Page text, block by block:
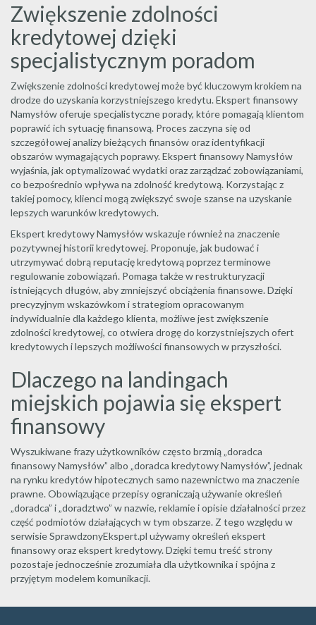
Zwiększenie zdolności
kredytowej dzięki
specjalistycznym poradom
Zwiększenie zdolności kredytowej może być kluczowym krokiem na
drodze do uzyskania korzystniejszego kredytu. Ekspert finansowy
Namysłów oferuje specjalistyczne porady, które pomagają klientom
poprawić ich sytuację finansową. Proces zaczyna się od
szczegółowej analizy bieżących finansów oraz identyfikacji
obszarów wymagających poprawy. Ekspert finansowy Namysłów
wyjaśnia, jak optymalizować wydatki oraz zarządzać zobowiązaniami,
co bezpośrednio wpływa na zdolność kredytową. Korzystając z
takiej pomocy, klienci mogą zwiększyć swoje szanse na uzyskanie
lepszych warunków kredytowych.
Ekspert kredytowy Namysłów wskazuje również na znaczenie
pozytywnej historii kredytowej. Proponuje, jak budować i
utrzymywać dobrą reputację kredytową poprzez terminowe
regulowanie zobowiązań. Pomaga także w restrukturyzacji
istniejących długów, aby zmniejszyć obciążenia finansowe. Dzięki
precyzyjnym wskazówkom i strategiom opracowanym
indywidualnie dla każdego klienta, możliwe jest zwiększenie
zdolności kredytowej, co otwiera drogę do korzystniejszych ofert
kredytowych i lepszych możliwości finansowych w przyszłości.
Dlaczego na landingach
miejskich pojawia się ekspert
finansowy
Wyszukiwane frazy użytkowników często brzmią „doradca
finansowy Namysłów” albo „doradca kredytowy Namysłów”, jednak
na rynku kredytów hipotecznych samo nazewnictwo ma znaczenie
prawne. Obowiązujące przepisy ograniczają używanie określeń
„doradca” i „doradztwo” w nazwie, reklamie i opisie działalności przez
część podmiotów działających w tym obszarze. Z tego względu w
serwisie SprawdzonyEkspert.pl używamy określeń ekspert
finansowy oraz ekspert kredytowy. Dzięki temu treść strony
pozostaje jednocześnie zrozumiała dla użytkownika i spójna z
przyjętym modelem komunikacji.